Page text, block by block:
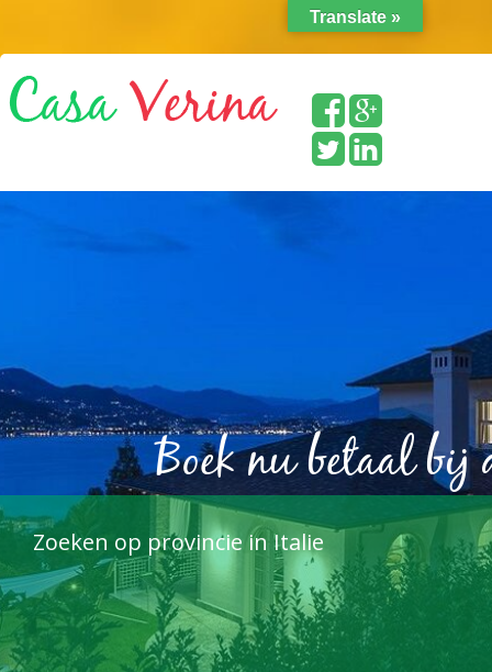
Zoeken op provincie in Italie
Boek nu betaal bij
Translate »